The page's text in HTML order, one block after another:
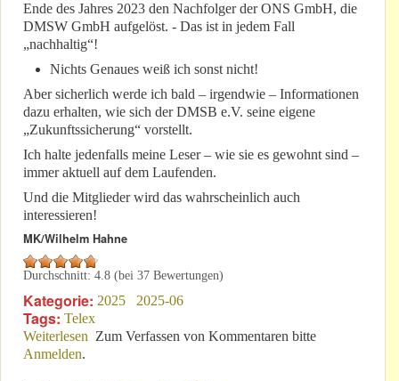
Ende des Jahres 2023 den Nachfolger der ONS GmbH, die
DMSW GmbH aufgelöst. - Das ist in jedem Fall
„nachhaltig“!
Nichts Genaues weiß ich sonst nicht!
Aber sicherlich werde ich bald – irgendwie – Informationen
dazu erhalten, wie sich der DMSB e.V. seine eigene
„Zukunftssicherung“ vorstellt.
Ich halte jedenfalls meine Leser – wie sie es gewohnt sind –
immer aktuell auf dem Laufenden.
Und die Mitglieder wird das wahrscheinlich auch
interessieren!
MK/Wilhelm Hahne
Durchschnitt: 4.8 (bei 37 Bewertungen)
Kategorie: 2025 2025-06
Tags: Telex
Weiterlesen über Deutscher Bundestag hat nur „geringe
Zum Verfassen von Kommentaren bitte
Anmelden.